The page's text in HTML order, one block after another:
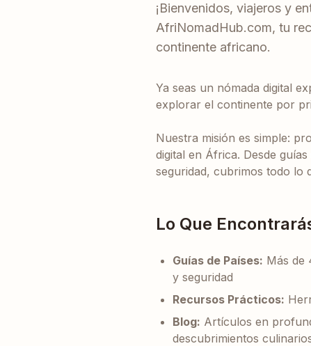
¡Bienvenidos, viajeros y
AfriNomadHub.com, tu
continente africano.
Ya seas un nómada digital
explorar el continente por
Nuestra misión es simple:
digital en África. Desde
seguridad, cubrimos todo lo
Lo Que
Guías de Países: Más de
y seguridad
Recursos Prácticos:
Blog: Artículos en
descubrimientos